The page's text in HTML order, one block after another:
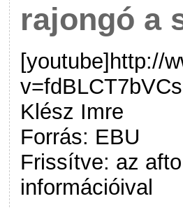
rajongó a
[youtube]http://
Klész Imre
Forrás: EBU
Frissítve: az
információival